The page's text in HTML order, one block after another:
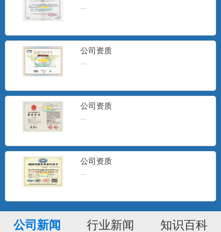
公司资质
公司资质
公司资质
公司新闻 行业新闻 知识百科